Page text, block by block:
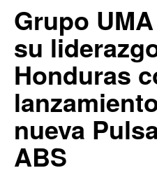
Grupo
su
Honduras
nueva
ABS